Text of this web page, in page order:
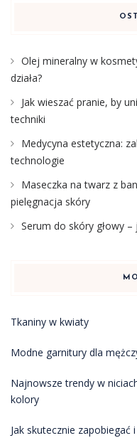
Olej mineralny w
działa?
Jak wieszać pranie, by
techniki
Medycyna estetyczna:
technologie
Maseczka na twarz z
pielęgnacja skóry
Serum do skóry głowy
Tkaniny w kwiaty
Modne garnitury dla
Najnowsze trendy w
kolory
Jak skutecznie zapobiegać